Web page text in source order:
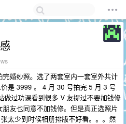
婚纱照。选了两套室内一套室外共计
是 3999 。 4 月 30 号拍完 5 月 3 号
做过功课看到很多 V 友提过不要加钱修
友也同意不加钱修。但是真正选照片
太少到时候相册排版不好看。。。然